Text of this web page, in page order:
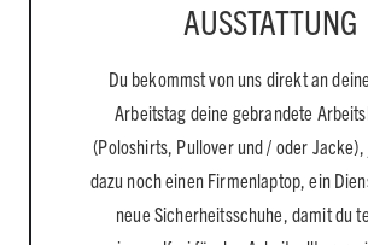
AUSSTATTUNG
Du bekommst von uns direkt an
Arbeitstag deine gebrandete
(Poloshirts, Pullover und / oder Jacke),
dazu noch einen Firmenlaptop, ein
neue Sicherheitsschuhe, damit du